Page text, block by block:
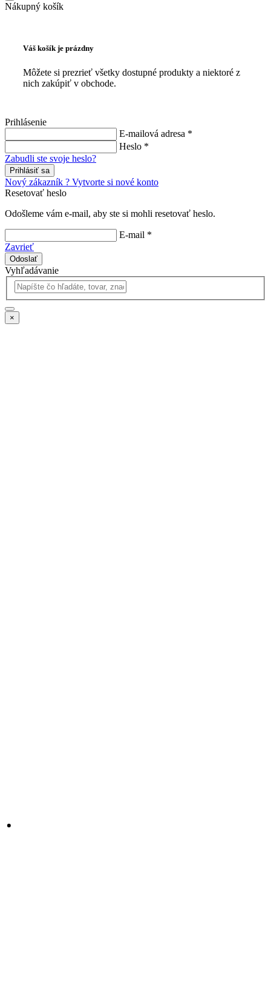
Nákupný košík
Váš košík je prázdny
Môžete si prezrieť všetky dostupné produkty a niektoré z
nich zakúpiť v obchode.
Prihlásenie
E-mailová adresa *
Heslo *
Zabudli ste svoje heslo?
Prihlásiť sa
Nový zákazník ? Vytvorte si nové konto
Resetovať heslo
Odošleme vám e-mail, aby ste si mohli resetovať heslo.
E-mail *
Zavrieť
Odoslať
Vyhľadávanie
×